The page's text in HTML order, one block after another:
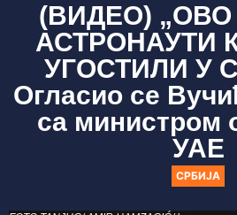
(ВИДЕО)
АСТРОНАУТИ
УГОСТИЛИ У
Огласио се
са министром
УАЕ
СРБИЈА